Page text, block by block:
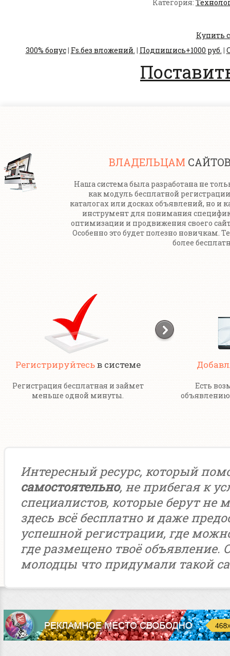
Категория:
Купить
300% бонус| Fs.без вложений. | Подпишись+1000 руб. |
ВЛАДЕЛЬЦАМ
Наша система была разработана не
как модуль бесплатной
каталогах или досках объявлений, но и
инструмент для понимания
оптимизации и продвижения своего
Особенно это будет полезно новичкам.
более
Регистрируйтесьв системе
Регистрация бесплатная и займет
меньше одной минуты.
Есть
Интересный ресурс, который
самостоятельно, не прибегая к
специалистов, которые берут не
здесь всё бесплатно и даже
успешной регистрации, где
где размещено твоё объявление.
молодцы что придумали такой